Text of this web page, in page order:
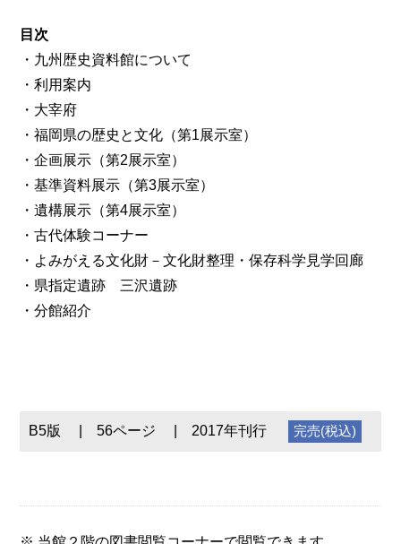
目次
・九州歴史資料館について
・利用案内
・大宰府
・福岡県の歴史と文化（第1展示室）
・企画展示（第2展示室）
・基準資料展示（第3展示室）
・遺構展示（第4展示室）
・古代体験コーナー
・よみがえる文化財－文化財整理・保存科学見学回廊
・県指定遺跡 三沢遺跡
・分館紹介
B5版 56ページ 2017年刊行 完売(税込)